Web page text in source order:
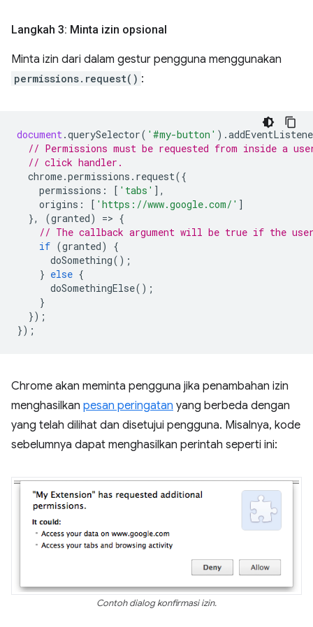
Langkah 3: Minta izin opsional
Minta izin dari dalam gestur pengguna menggunakan
permissions.request() :
document.querySelector( '#my-button' ).
// Permissions must be requested from inside a
// click handler.
chrome.permissions . request({
permissions : [ 'tabs' ],
origins : [ 'https://www.google.com/' ]
},
(granted) => {
// The callback argument will be true if the
if (granted)
{
doSomething();
} else {
doSomethingElse();
}
});
});
Chrome akan meminta pengguna jika penambahan izin
menghasilkan pesan peringatan yang berbeda dengan
yang telah dilihat dan disetujui pengguna. Misalnya, kode
sebelumnya dapat menghasilkan perintah seperti ini:
Contoh dialog konfirmasi izin.